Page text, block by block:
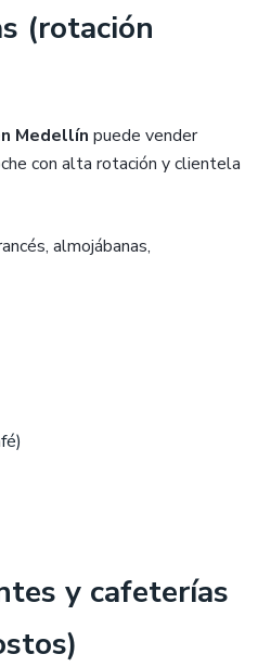
(rotación
Medellín puede vender
con alta rotación y clientela
almojábanas,
y cafeterías